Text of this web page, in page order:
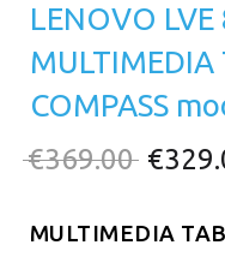
LENOVO
MULTIMEDIA
COMPASS
€369.00
was:
€
MULTIMEDIA